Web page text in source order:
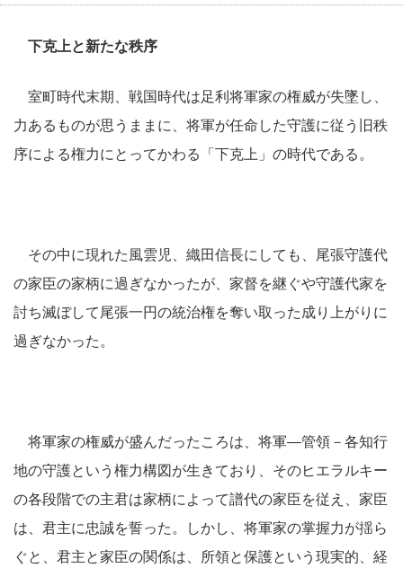
下克上と新たな秩序
室町時代末期、戦国時代は足利将軍家の権威が失墜し、
力あるものが思うままに、将軍が任命した守護に従う旧秩
序による権力にとってかわる「下克上」の時代である。
その中に現れた風雲児、織田信長にしても、尾張守護代
の家臣の家柄に過ぎなかったが、家督を継ぐや守護代家を
討ち滅ぼして尾張一円の統治権を奪い取った成り上がりに
過ぎなかった。
将軍家の権威が盛んだったころは、将軍―管領－各知行
地の守護という権力構図が生きており、そのヒエラルキー
の各段階での主君は家柄によって譜代の家臣を従え、家臣
は、君主に忠誠を誓った。しかし、将軍家の掌握力が揺ら
ぐと、君主と家臣の関係は、所領と保護という現実的、経